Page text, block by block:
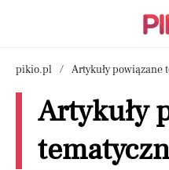
pikio.pl Artykuły powiązane
Artykuły